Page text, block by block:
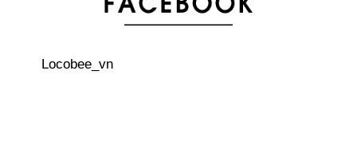
Một ngày của nhân viên văn phòng ở Nhật Bản
Locobee_vn